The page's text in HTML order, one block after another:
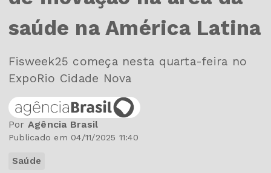
saúde na América Latina
Fisweek25 começa nesta quarta-feira no
ExpoRio Cidade Nova
Por Agência Brasil
Publicado em 04/11/2025 11:40
Saúde